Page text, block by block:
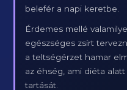
belefér a napi keretbe.
Érdemes mellé
egészséges zsírt
a teltségérzet hamar
az éhség, ami diéta
tartását.